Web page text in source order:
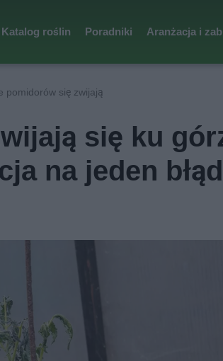
Katalog roślin Poradniki Aranżacja i
pomidorów się zwijają
się ku
na jeden